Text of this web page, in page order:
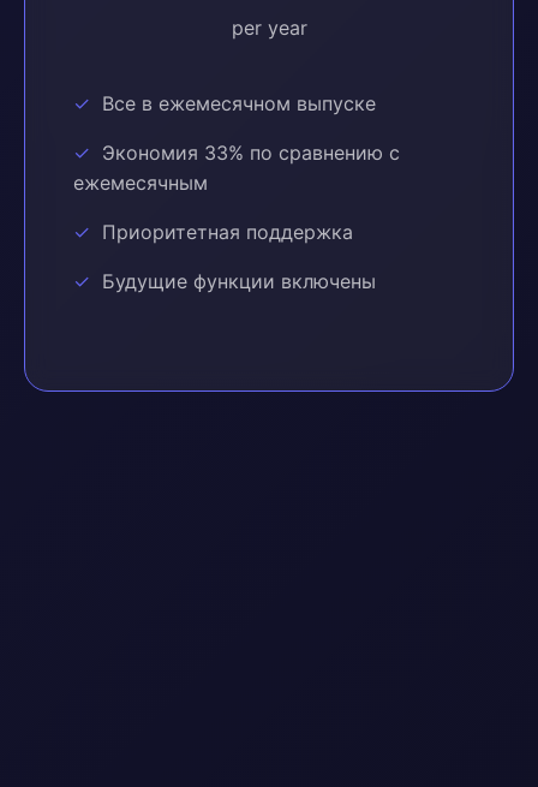
per year
Все в ежемесячном выпуске
Экономия 33% по сравнению с
ежемесячным
Приоритетная поддержка
Будущие функции включены